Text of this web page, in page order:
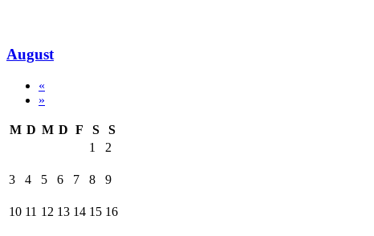
August
«
»
M D M D F S
S
1
2
3 4 5 6 7 8 9
10 11 12 13 14 15 16